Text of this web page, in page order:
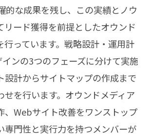
的な成果を残し、この実績とノウ
リード獲得を前提としたオウンド
行っています。戦略設計・運用計
ンの3つのフェーズに分けて実施
設計からサイトマップの作成まで
せを行います。オウンドメディア
、Webサイト改善をワンストップ
専門性と実行力を持つメンバーが